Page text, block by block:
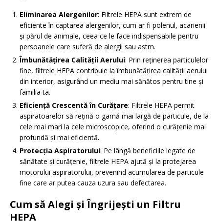
Eliminarea Alergenilor: Filtrele HEPA sunt extrem de
eficiente în captarea alergenilor, cum ar fi polenul, acarienii
și părul de animale, ceea ce le face indispensabile pentru
persoanele care suferă de alergii sau astm.
Îmbunătățirea Calității Aerului: Prin reținerea particulelor
fine, filtrele HEPA contribuie la îmbunătățirea calității aerului
din interior, asigurând un mediu mai sănătos pentru tine și
familia ta.
Eficiență Crescentă în Curățare: Filtrele HEPA permit
aspiratoarelor să rețină o gamă mai largă de particule, de la
cele mai mari la cele microscopice, oferind o curățenie mai
profundă și mai eficientă.
Protecția Aspiratorului: Pe lângă beneficiile legate de
sănătate și curățenie, filtrele HEPA ajută și la protejarea
motorului aspiratorului, prevenind acumularea de particule
fine care ar putea cauza uzura sau defectarea.
Cum să Alegi și Îngrijești un Filtru
HEPA